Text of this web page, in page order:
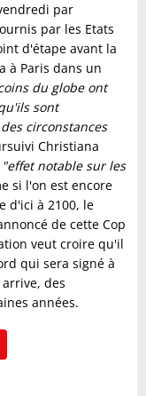
par
par les Etats
d'étape avant la
à Paris dans un
du globe ont
sont
circonstances
Christiana
"effet notable sur les
si l'on est encore
d'ici à 2100, le
de cette Cop
veut croire qu'il
qui sera signé à
des
années.